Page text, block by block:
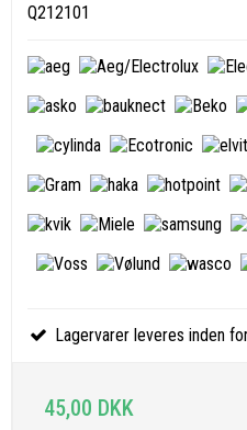
Q212101
Lagervarer leveres inden
45,00 DKK